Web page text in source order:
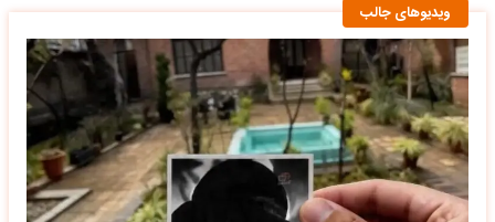
ویدیوهای جالب